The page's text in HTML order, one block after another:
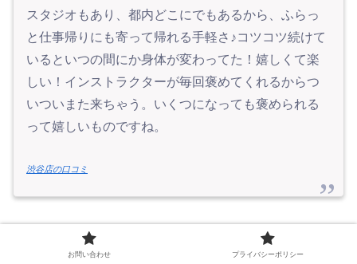
スタジオもあり、都内どこにでもあるから、ふらっ
と仕事帰りにも寄って帰れる手軽さ♪コツコツ続けて
いるといつの間にか身体が変わってた！嬉しくて楽
しい！インストラクターが毎回褒めてくれるからつ
いついまた来ちゃう。いくつになっても褒められる
って嬉しいものですね。
渋谷店の口コミ
お問い合わせ プライバシーポリシー